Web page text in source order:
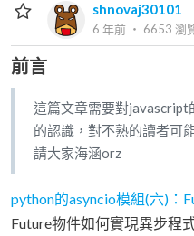
shnovaj30101
6 年前 ‧ 6653 瀏
前言
這篇文章需要對javascript
的認識，對不熟的讀者可
請大家海涵orz
python的asyncio模組(六)：
Future物件如何實現異步程